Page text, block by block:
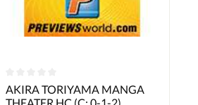
AKIRA TORIYAMA MANGA